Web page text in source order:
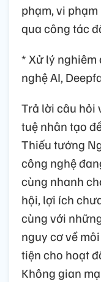
phạm, vi
qua công tác
* Xử lý
nghệ AI,
Trả lời câu hỏi
tuệ nhân tạo
Thiếu tướng
công nghệ
cùng nhanh
hội, lợi ích
cùng với
nguy cơ về
tiện cho hoạt
Không gian